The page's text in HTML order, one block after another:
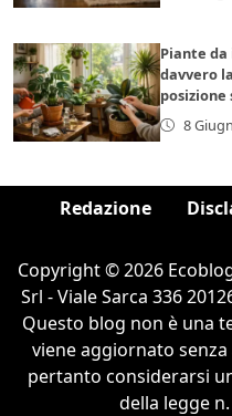
Piante
davvero
posizione
8
Redazione
Copyright © 2026
Srl - Viale Sarca 336
Questo blog non è una
viene aggiornato
pertanto considerarsi
della legge n.